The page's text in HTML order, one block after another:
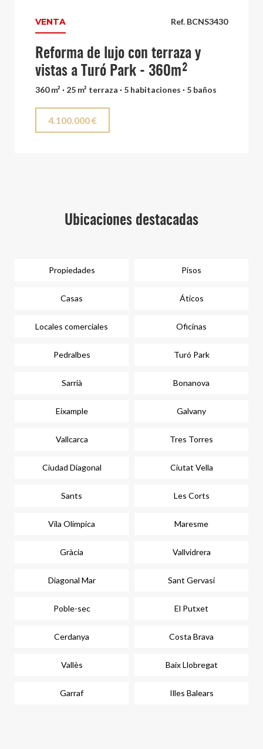
Ref. BCNS3430
VENTA
Reforma de lujo con terraza y
vistas a Turó Park - 360m²
360 m² · 25 m² terraza · 5 habitaciones · 5 baños
4.100.000 €
Ubicaciones destacadas
Propiedades Pisos
Casas Áticos
Locales comerciales Oficinas
Pedralbes Turó Park
Sarrià Bonanova
Eixample Galvany
Vallcarca Tres Torres
Ciudad Diagonal Ciutat Vella
Sants Les Corts
Vila Olímpica Maresme
Gràcia Vallvidrera
Diagonal Mar Sant Gervasi
Poble-sec El Putxet
Cerdanya Costa Brava
Vallès Baix Llobregat
Garraf Illes Balears